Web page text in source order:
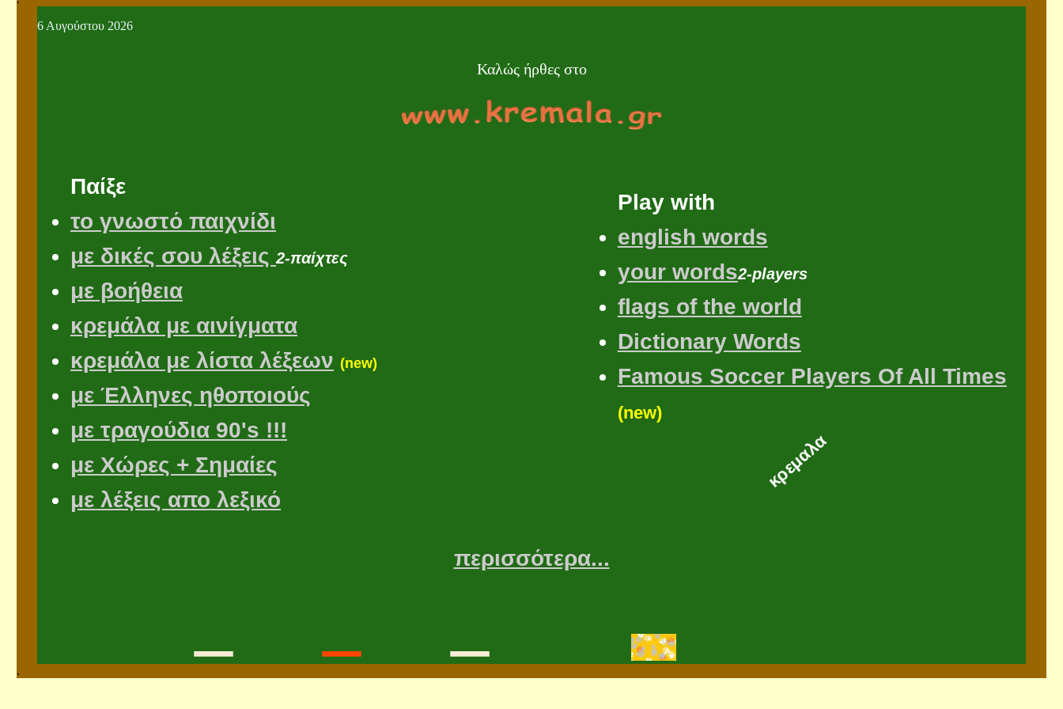
6 Αυγούστου 2026
Καλώς ήρθες στο
Παίξε
το γνωστό παιχνίδι
με δικές σου λέξεις 2-παίχτες
με βοήθεια
κρεμάλα με αινίγματα
κρεμάλα με λίστα λέξεων (new)
με Έλληνες ηθοποιούς
με τραγούδια 90's !!!
με Χώρες + Σημαίες
με λέξεις απο λεξικό
Play with
english words
your words2-players
flags of the world
Dictionary Words
Famous Soccer Players Of All Times
(new)
κρεμαλα
περισσότερα...
.